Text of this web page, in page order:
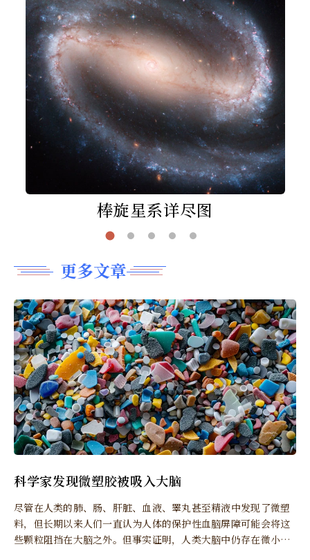
棒旋星系详尽图
更多文章
科学家发现微塑胶被吸入大脑
尽管在人类的肺、肠、肝脏、血液、睪丸甚至精液中发现了微塑
料，但长期以来人们一直认为人体的保护性血脑屏障可能会将这
些颗粒阻挡在大脑之外。但事实证明，人类大脑中仍存在微小的